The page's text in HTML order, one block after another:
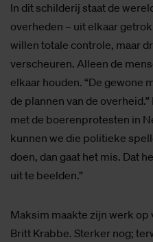
In dit schilderij staat de
overheden – uit elkaar
willen totale controle, maar
verscheuren. Alleen de
elkaar houden. “De gewone
de plannen van de
met de boerenprotesten in
kunnen we die politieke
doen, dan gaat het mis. Dat
uit te beelden.”
Maksim maakte zijn werk op
Britt Krabbe. Sterker nog;